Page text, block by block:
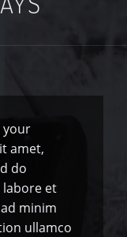
your
amet,
do
et
minim
ullamco